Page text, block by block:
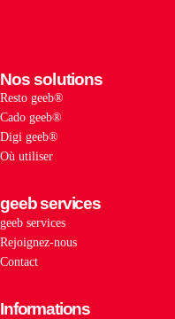
Nos solutions
Resto geeb®
Cado geeb®
Digi geeb®
Où utiliser
geeb services
geeb services
Rejoignez-nous
Contact
Informations